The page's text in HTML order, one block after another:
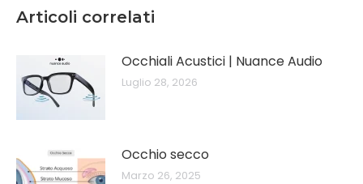
Articoli correlati
Occhiali Acustici | Nuance Audio
Luglio 28, 2026
Occhio secco
Marzo 26, 2025